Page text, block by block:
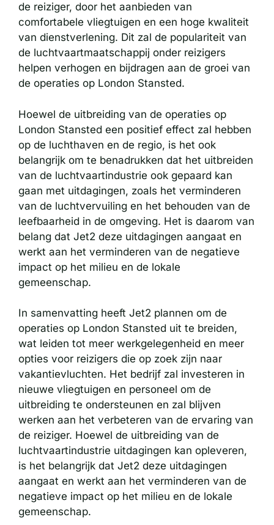
de reiziger, door het aanbieden van
comfortabele vliegtuigen en een hoge kwaliteit
van dienstverlening. Dit zal de populariteit van
de luchtvaartmaatschappij onder reizigers
helpen verhogen en bijdragen aan de groei van
de operaties op London Stansted.
Hoewel de uitbreiding van de operaties op
London Stansted een positief effect zal hebben
op de luchthaven en de regio, is het ook
belangrijk om te benadrukken dat het uitbreiden
van de luchtvaartindustrie ook gepaard kan
gaan met uitdagingen, zoals het verminderen
van de luchtvervuiling en het behouden van de
leefbaarheid in de omgeving. Het is daarom van
belang dat Jet2 deze uitdagingen aangaat en
werkt aan het verminderen van de negatieve
impact op het milieu en de lokale
gemeenschap.
In samenvatting heeft Jet2 plannen om de
operaties op London Stansted uit te breiden,
wat leiden tot meer werkgelegenheid en meer
opties voor reizigers die op zoek zijn naar
vakantievluchten. Het bedrijf zal investeren in
nieuwe vliegtuigen en personeel om de
uitbreiding te ondersteunen en zal blijven
werken aan het verbeteren van de ervaring van
de reiziger. Hoewel de uitbreiding van de
luchtvaartindustrie uitdagingen kan opleveren,
is het belangrijk dat Jet2 deze uitdagingen
aangaat en werkt aan het verminderen van de
negatieve impact op het milieu en de lokale
gemeenschap.